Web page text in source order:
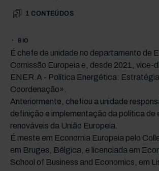
1 CONTEÚDOS
BIO
É chefe de unidade no departamento de
Comissão Europeia e, desde 2021, vice-
ENER.A - Política Energética:
Coordenação».
Anteriormente, chefiou a unidade
definição e implementação da política de
renováveis da União Europeia.
É meste em Economia Europeia pelo
em Bruges, Bélgica, e licenciada em
School of Business and Economics, em